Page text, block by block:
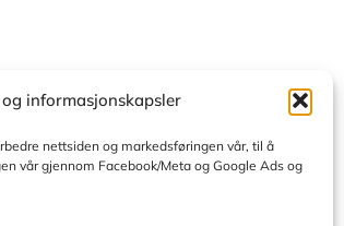
informasjonskapsler
nettsiden og markedsføringen vår, til å
vår gjennom Facebook/Meta og Google Ads og